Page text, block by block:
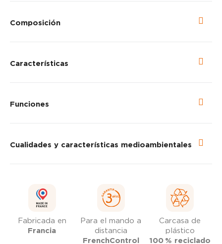
Composición
Características
Funciones
Cualidades y características medioambientales
Fabricada en
Francia
Para el mando a
distancia
FrenchControl
Carcasa de
plástico
100 % reciclado